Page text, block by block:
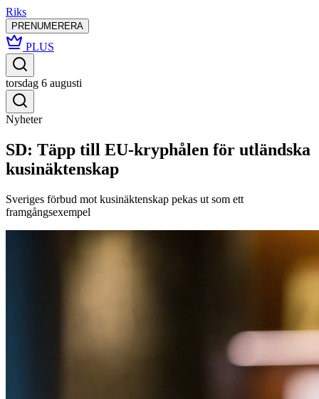
Riks
PRENUMERERA
PLUS
torsdag 6 augusti
Nyheter
SD: Täpp till EU-kryphålen för utländska
kusinäktenskap
Sveriges förbud mot kusinäktenskap pekas ut som ett
framgångsexempel